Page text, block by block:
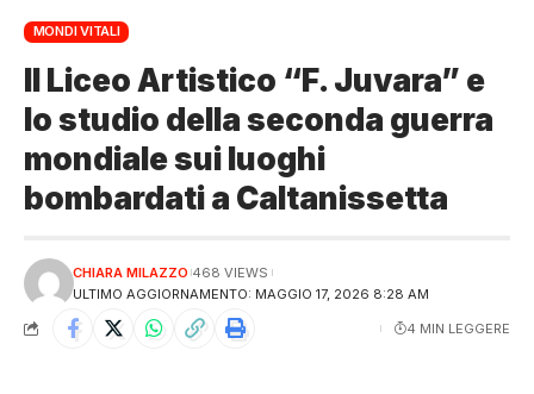
MONDI VITALI
Il Liceo Artistico “F. Juvara” e
lo studio della seconda guerra
mondiale sui luoghi
bombardati a Caltanissetta
ULTIMO AGGIORNAMENTO: MAGGIO 17, 2026 8:28 AM
CHIARA MILAZZO 468 VIEWS
4 MIN LEGGERE